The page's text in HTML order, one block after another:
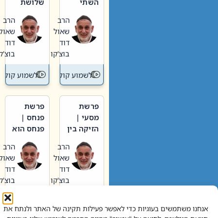
אנחנו משתמשים בעוגיות כדי לאפשר פעילות תקינה של האתר ולנתח את
וערב של
חיינו
הרב
שאול
דוד
בוצ'קו
לשמוע קול תורה – מדרש
האבות
הרב
שאול
דוד
בוצ'קו
לשמוע קול
פרשת
מסעי |
הזיקה בין
הגדול לעם הרב
שאול
דוד
בוצ'קו
לשמוע קול תורה – מדרש
פרשת
פנחס |
פנחס הוא
אליהו: בין
קנאות
הורסת
לקנאות
בונה
הרב
שאול
דוד
בוצ'קו
לשמוע קול